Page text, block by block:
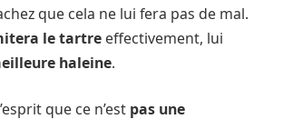
que cela ne lui fera pas de mal.
le tartre effectivement, lui
haleine.
que ce n’est pas une